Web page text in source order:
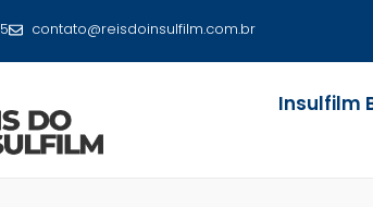
contato@reisdoinsulfilm.com.br
Insulfilm